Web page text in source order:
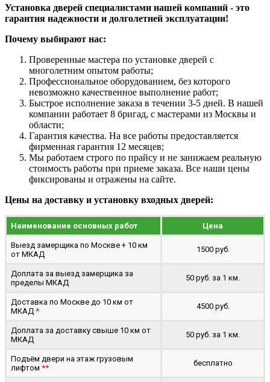
Установка дверей специалистами нашей компаний - это
гарантия надежности и долголетней эксплуатации!
Почему выбирают нас:
Проверенные мастера по установке дверей с
многолетним опытом работы;
Профессиональное оборудованием, без которого
невозможно качественное выполнение работ;
Быстрое исполнение заказа в течении 3-5 дней. В нашей
компании работает 8 бригад, с мастерами из Москвы и
области;
Гарантия качества. На все работы предоставляется
фирменная гарантия 12 месяцев;
Мы работаем строго по прайсу и не занижаем реальную
стоимость работы при приеме заказа. Все наши цены
фиксированы и отражены на сайте.
Цены на доставку и установку входных дверей:
Наименование основных работ Цена
Выезд замерщика по Москве + 10 км
от МКАД
1500 руб.
Доплата за выезд замерщика за
пределы МКАД
50 руб. за 1 км.
Доставка по Москве до 10 км от
МКАД *
4500 руб.
Доплата за доставку свыше 10 км от
МКАД
50 руб. за 1 км.
Подъём двери на этаж грузовым
лифтом **
бесплатно